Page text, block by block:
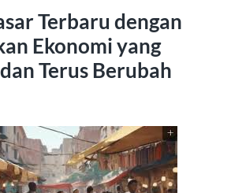
Terbaru dengan
Ekonomi yang
Terus Berubah